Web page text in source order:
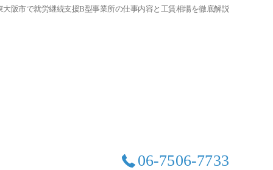
大阪市で就労継続支援B型事業所の仕事内容と工賃相場を徹底解説
06-7506-7733